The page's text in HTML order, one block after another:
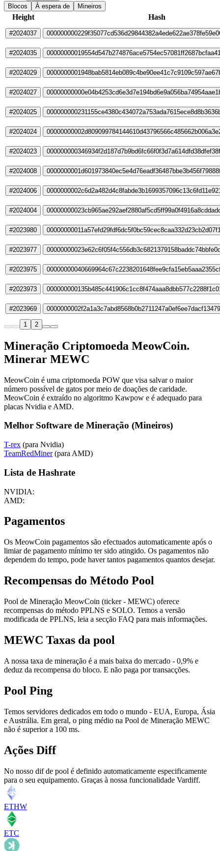
Blocos
À espera de Mineiros
Height Hash
#2024037
#2024035
#2024029
#2024027
#2024025
#2024024
#2024023
#2024008
#2024006
#2024004
#2023980
#2023977
#2023975
#2023973
#2023969
1 2
Mineração Criptomoeda MeowCoin.
Minerar MEWC
MeowCoin é uma criptomoeda POW que visa salvar o maior
número possível de gatos por meio de doações de caridade.
MeowCoin é extraído no algoritmo Kawpow e é adequado para
placas Nvidia e AMD.
Melhor Software de Mineração (Mineiros)
T-rex (para Nvidia)
TeamRedMiner(para AMD)
Lista de Hashrate
NVIDIA:
AMD:
Pagamentos
Os MeowCoin pagamentos são efectuados automaticamente após o
limiar de pagamento mínimo ter sido atingido. Os pagamentos não
dependem do tempo, pode haver tantos pagamentos quantos desejar.
Recompensas do Método Pool
Pool de Mineração MeowCoin (ticker - MEWC) oferece
recompensas do método PPLNS e SOLO. Temos a versão
modificada de PPLNS, leia a secção FAQ para mais informações.
MEWC Taxas da pool
A nossa taxa de mineração é a mais baixa do mercado - 0,9% e
deduz da recompensa do bloco. E não paga por transacções.
Pool Ping
Temos servidores dedicados em todo o mundo - EUA, Europa, Ásia
e Austrália. Em geral, o ping médio na Pool de Mineração MEWC
não é superior a 100 ms.
Ações Diff
No nosso dif de pool é definido automaticamente especificamente
para o seu equipamento. Graças à nossa funcionalidade Vardiff.
ETHW
ETC